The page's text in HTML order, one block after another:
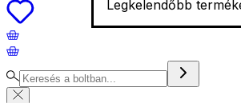
Legkelendőbb